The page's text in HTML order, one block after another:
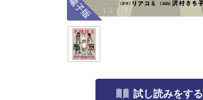
試し読みをする